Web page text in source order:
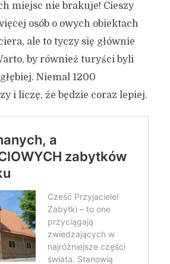
miejsc nie brakuje! Cieszy
osób o owych obiektach
ale to tyczy się głównie
by również turyści byli
Niemal 1200
i liczę, że będzie coraz lepiej.